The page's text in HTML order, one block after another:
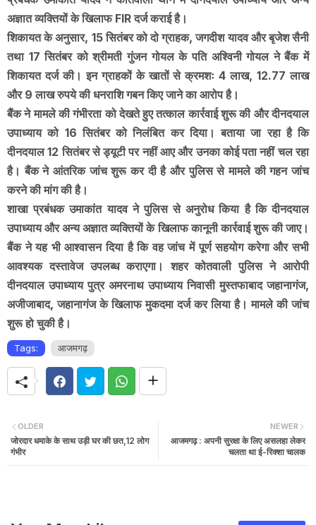
अज्ञात व्यक्तियों के खिलाफ FIR दर्ज कराई है।
शिकायत के अनुसार, 15 सितंबर को दो ग्राहक, जगदीश यादव और बृजेश सैनी
तथा 17 सितंबर को श्रीमती गुंजन गोयल के पति अश्विनी गोयल ने बैंक में
शिकायत दर्ज की। इन ग्राहकों के खातों से क्रमशः 4 लाख, 12.77 लाख
और 9 लाख रुपये की धनराशि गबन किए जाने का आरोप है।
बैंक ने मामले की गंभीरता को देखते हुए तत्काल कार्रवाई शुरू की और दीनदयाल
उपाध्याय को 16 सितंबर को निलंबित कर दिया। बताया जा रहा है कि
दीनदयाल 12 सितंबर से ड्यूटी पर नहीं आए और उनका कोई पता नहीं चल रहा
है। बैंक ने आंतरिक जांच शुरू कर दी है और पुलिस से मामले की गहन जांच
करने की मांग की है।
शाखा प्रबंधक उमाकांत यादव ने पुलिस से अनुरोध किया है कि दीनदयाल
उपाध्याय और अन्य अज्ञात व्यक्तियों के खिलाफ कानूनी कार्रवाई शुरू की जाए।
बैंक ने यह भी आश्वासन दिया है कि वह जांच में पूर्ण सहयोग करेगा और सभी
आवश्यक दस्तावेज उपलब्ध कराएगा। शहर कोतवाली पुलिस ने आरोपी
दीनदयाल उपाध्याय पुत्र अमरनाथ उपाध्याय निवासी मुस्तफाबाद जहानागंज,
अजीजाबाद, जहानागंज के खिलाफ मुकदमा दर्ज कर लिया है। मामले की जांच
शुरू हो चुकी है।
Tags: आजमगढ़
NEWER
आजमगढ़ : अपनी सुरक्षा के लिए असलहा लेकर
चलता था ई-रिक्शा चालक
OLDER
जोरदार धमाके के साथ उड़ी घर की छत,12 लोग
गंभीर